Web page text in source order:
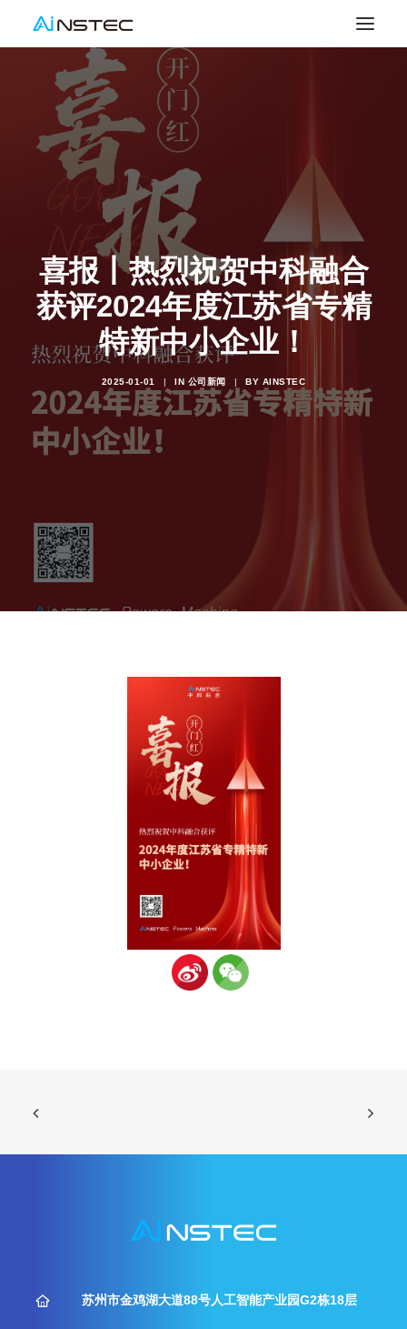
SEARCH
喜报丨热烈祝贺中科融合
获评2024年度江苏省专精
特新中小企业！
2025-01-01 | IN 公司新闻 | BY AINSTEC
苏州市金鸡湖大道88号人工智能产业园G2栋18层